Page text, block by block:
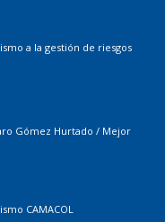
a la gestión de riesgos
Gómez Hurtado / Mejor
CAMACOL